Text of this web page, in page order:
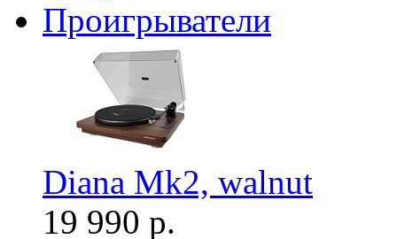
Проигрыватели
Diana Mk2, walnut
19 990 р.